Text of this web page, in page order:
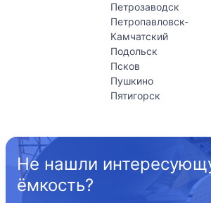
Петрозаводск
Петропавловск-
Камчатский
Подольск
Псков
Пушкино
Пятигорск
Не нашли
ёмкость?